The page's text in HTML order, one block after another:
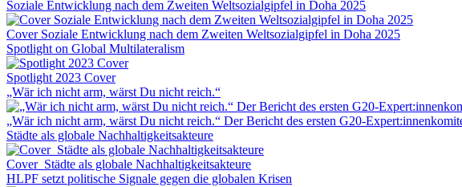
Soziale Entwicklung nach dem Zweiten Weltsozialgipfel in Doha 2025
Cover Soziale Entwicklung nach dem Zweiten Weltsozialgipfel in Doha 2025
Spotlight on Global Multilateralism
Spotlight 2023 Cover
„Wär ich nicht arm, wärst Du nicht reich.“
„Wär ich nicht arm, wärst Du nicht reich.“ Der Bericht des ersten G20-
Städte als globale Nachhaltigkeitsakteure
Cover_Städte als globale Nachhaltigkeitsakteure
HLPF setzt politische Signale gegen die globalen Krisen